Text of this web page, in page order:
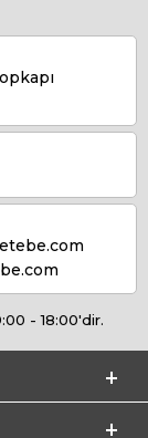
- 18:00'dir.